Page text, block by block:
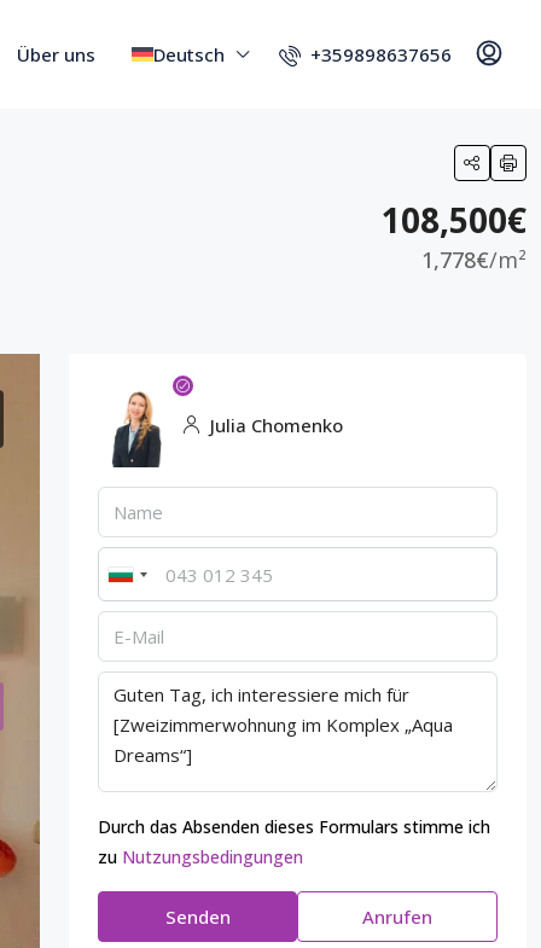
Über uns Deutsch +359898637656
108,500€
1,778€/m²
Julia Chomenko
Durch das Absenden dieses Formulars stimme ich
zu Nutzungsbedingungen
Senden Anrufen